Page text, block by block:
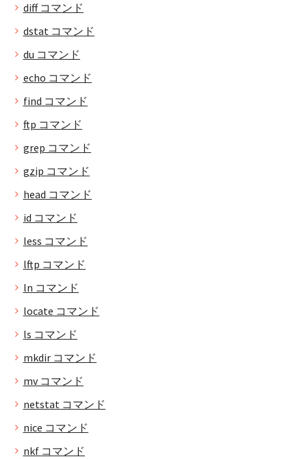
diff コマンド
dstat コマンド
du コマンド
echo コマンド
find コマンド
ftp コマンド
grep コマンド
gzip コマンド
head コマンド
id コマンド
less コマンド
lftp コマンド
ln コマンド
locate コマンド
ls コマンド
mkdir コマンド
mv コマンド
netstat コマンド
nice コマンド
nkf コマンド